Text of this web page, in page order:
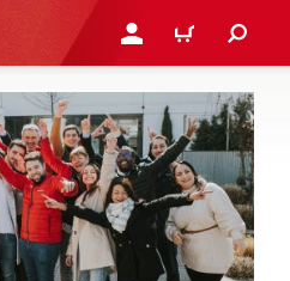
INICIE SESIÓN O
CARRITO